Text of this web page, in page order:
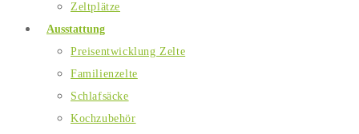
Zeltplätze
Ausstattung
Preisentwicklung Zelte
Familienzelte
Schlafsäcke
Kochzubehör